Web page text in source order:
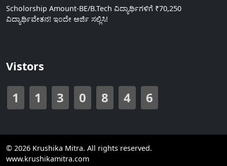
Scholorship Amount-BE/B.Tech ವಿದ್ಯಾರ್ಥಿಗಳಿಗೆ ₹70,250
ವಿದ್ಯಾರ್ಥಿವೇತನ! ಇಂದೇ ಅರ್ಜಿ ಸಲ್ಲಿಸಿ!
Vistors
1 1 3 0 8 4 6
© 2026 Krushika Mitra. All rights reserved.
www.krushikamitra.com